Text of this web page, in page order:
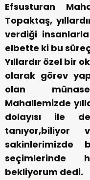
Efsusturan
Topaktaş,
verdiği
elbette ki bu
Yıllardır özel bir
olarak görev
olan
Mahallemizde
dolayısı ile
tanıyor,biliyor
sakinlerimizde
seçimlerinde
bekliyorum dedi.